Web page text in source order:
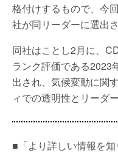
格付けするもので、今
社が同リーダーに選出さ
同社はことし2月に、
ランク評価である2023
出され、気候変動に関
ィでの透明性とリーダ
■「より詳しい情報を